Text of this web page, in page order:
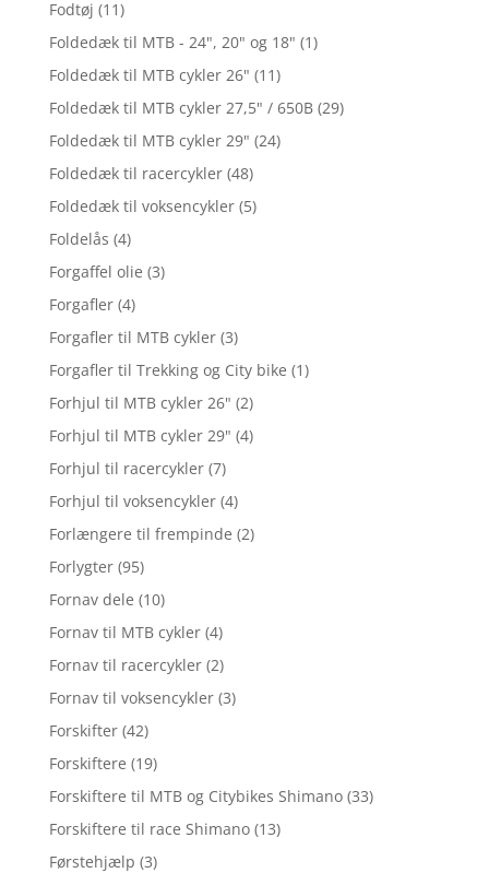
Fodtøj (11)
Foldedæk til MTB - 24", 20" og 18" (1)
Foldedæk til MTB cykler 26" (11)
Foldedæk til MTB cykler 27,5" / 650B (29)
Foldedæk til MTB cykler 29" (24)
Foldedæk til racercykler (48)
Foldedæk til voksencykler (5)
Foldelås (4)
Forgaffel olie (3)
Forgafler (4)
Forgafler til MTB cykler (3)
Forgafler til Trekking og City bike (1)
Forhjul til MTB cykler 26" (2)
Forhjul til MTB cykler 29" (4)
Forhjul til racercykler (7)
Forhjul til voksencykler (4)
Forlængere til frempinde (2)
Forlygter (95)
Fornav dele (10)
Fornav til MTB cykler (4)
Fornav til racercykler (2)
Fornav til voksencykler (3)
Forskifter (42)
Forskiftere (19)
Forskiftere til MTB og Citybikes Shimano (33)
Forskiftere til race Shimano (13)
Førstehjælp (3)